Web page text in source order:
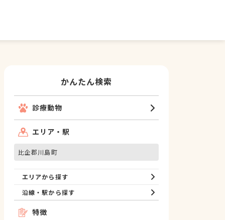
かんたん検索
診療動物
エリア・駅
比企郡川島町
エリアから探す
沿線・駅から探す
特徴